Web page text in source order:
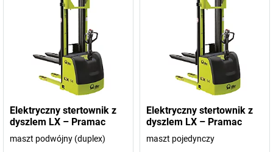
Elektryczny stertownik z
dyszlem LX – Pramac
maszt podwójny (duplex)
Elektryczny stertownik z
dyszlem LX – Pramac
maszt pojedynczy